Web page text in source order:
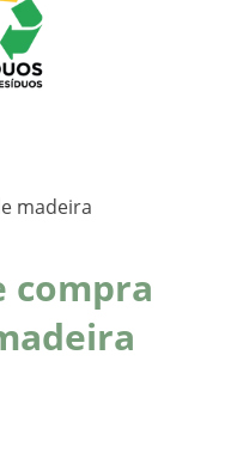
madeira
compra